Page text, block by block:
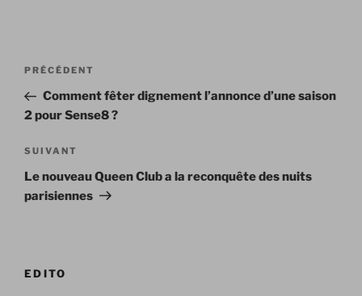
Navigation
l’article
Article
précédent
PRÉCÉDENT
Comment fêter dignement l’annonce d’une saison
2 pour Sense8 ?
Article
suivant
SUIVANT
Le nouveau Queen Club a la reconquête des nuits
parisiennes
EDITO